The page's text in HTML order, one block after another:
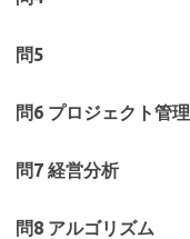
問5
問6 プロジェクト管理
問7 経営分析
問8 アルゴリズム